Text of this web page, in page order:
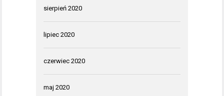
sierpień 2020
lipiec 2020
czerwiec 2020
maj 2020